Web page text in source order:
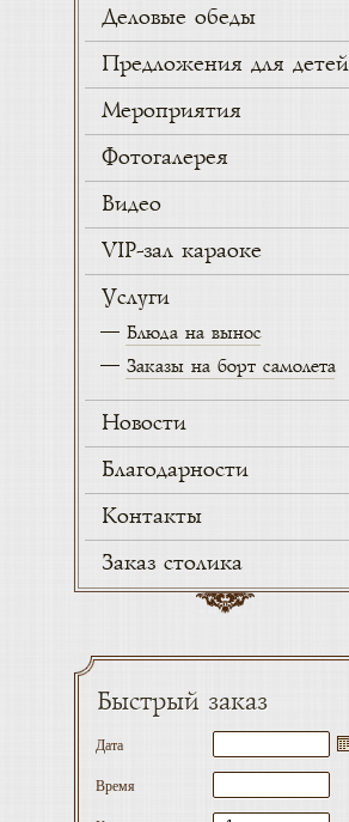
Деловые обеды
Предложения для детей
Мероприятия
Фотогалерея
Видео
VIP-зал караоке
Услуги
Блюда на вынос
Заказы на борт самолета
Новости
Благодарности
Контакты
Заказ столика
Быстрый заказ
Дата
Время